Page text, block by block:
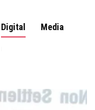
Digital
Media